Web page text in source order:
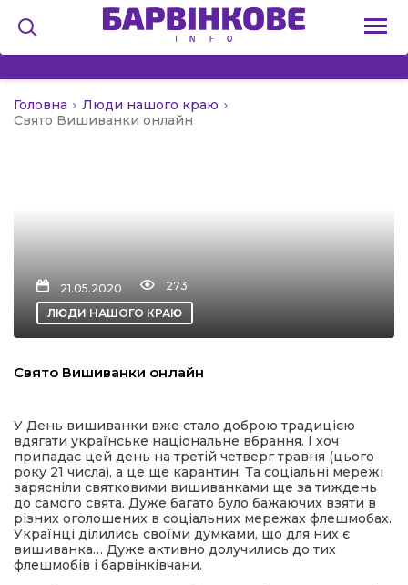
Головна
Люди нашого краю
Свято Вишиванки онлайн
21.05.2020
273
ЛЮДИ НАШОГО КРАЮ
Свято Вишиванки онлайн
У День вишиванки вже стало доброю традицією
вдягати українське національне вбрання. І хоч
припадає цей день на третій четверг травня (цього
року 21 числа), а це ще карантин. Та соціальні мережі
зарясніли святковими вишиванками ще за тиждень
до самого свята. Дуже багато було бажаючих взяти в
різних оголошених в соціальних мережах флешмобах.
Українці ділились своїми думками, що для них є
вишиванка… Дуже активно долучились до тих
флешмобів і барвінківчани.